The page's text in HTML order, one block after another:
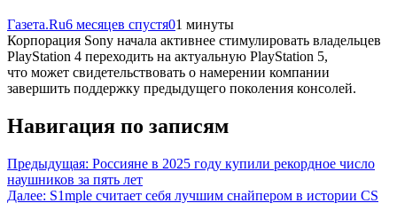
Газета.Ru6 месяцев спустя01 минуты
Корпорация Sony начала активнее стимулировать владельцев
PlayStation 4 переходить на актуальную PlayStation 5,
что может свидетельствовать о намерении компании
завершить поддержку предыдущего поколения консолей.
Навигация по записям
Предыдущая: Россияне в 2025 году купили рекордное число
наушников за пять лет
Далее: S1mple считает себя лучшим снайпером в истории CS